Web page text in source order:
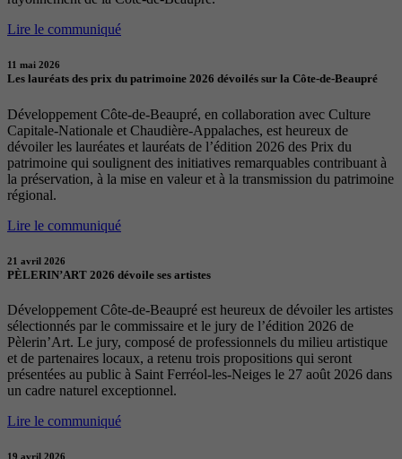
Lire le communiqué
11 mai 2026
Les lauréats des prix du patrimoine 2026 dévoilés sur la Côte-de-Beaupré
Développement Côte-de-Beaupré, en collaboration avec Culture
Capitale-Nationale et Chaudière-Appalaches, est heureux de
dévoiler les lauréates et lauréats de l’édition 2026 des Prix du
patrimoine qui soulignent des initiatives remarquables contribuant à
la préservation, à la mise en valeur et à la transmission du patrimoine
régional.
Lire le communiqué
21 avril 2026
PÈLERIN’ART 2026 dévoile ses artistes
Développement Côte-de-Beaupré est heureux de dévoiler les artistes
sélectionnés par le commissaire et le jury de l’édition 2026 de
Pèlerin’Art. Le jury, composé de professionnels du milieu artistique
et de partenaires locaux, a retenu trois propositions qui seront
présentées au public à Saint Ferréol-les-Neiges le 27 août 2026 dans
un cadre naturel exceptionnel.
Lire le communiqué
19 avril 2026